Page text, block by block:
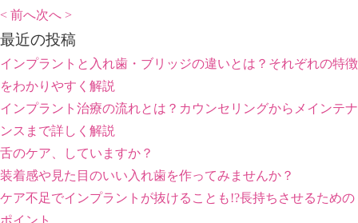
< 前へ次へ >
最近の投稿
インプラントと入れ歯・ブリッジの違いとは？それぞれの特徴
をわかりやすく解説
インプラント治療の流れとは？カウンセリングからメインテナ
ンスまで詳しく解説
舌のケア、していますか？
装着感や見た目のいい入れ歯を作ってみませんか？
ケア不足でインプラントが抜けることも!?長持ちさせるための
ポイント